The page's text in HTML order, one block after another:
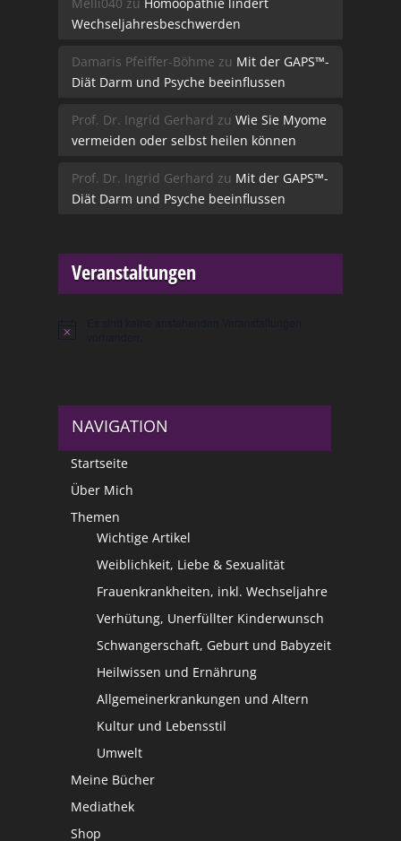
Wechseljahresbeschwerden
Damaris Pfeiffer-Böhme zu Mit der GAPS™-
Diät Darm und Psyche beeinflussen
Prof. Dr. Ingrid Gerhard zu Wie Sie Myome
vermeiden oder selbst heilen können
Prof. Dr. Ingrid Gerhard zu Mit der GAPS™-
Diät Darm und Psyche beeinflussen
Veranstaltungen
Hinweis
NAVIGATION
Startseite
Über Mich
Themen
Wichtige Artikel
Weiblichkeit, Liebe & Sexualität
Frauenkrankheiten, inkl. Wechseljahre
Verhütung, Unerfüllter Kinderwunsch
Schwangerschaft, Geburt und Babyzeit
Heilwissen und Ernährung
Allgemeinerkrankungen und Altern
Kultur und Lebensstil
Umwelt
Meine Bücher
Mediathek
Shop